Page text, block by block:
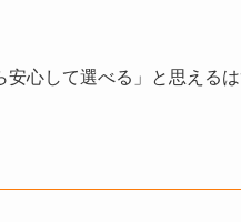
心して選べる」と思える